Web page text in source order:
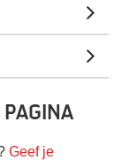
Geef je